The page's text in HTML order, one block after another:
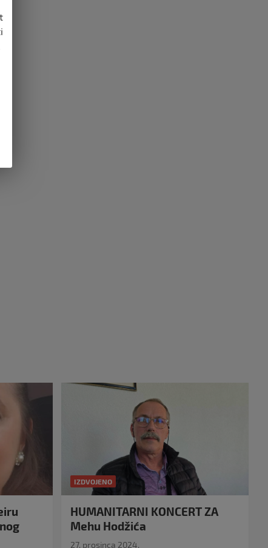
IZDVOJENO
HUMANITARNI KONCERT ZA
Mehu Hodžića
27. prosinca 2024.